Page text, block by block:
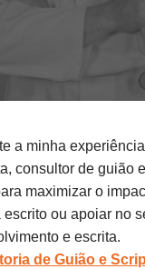
a minha
consultor de guião e
maximizar o
escrito ou apoiar no
e escrita.
de Guião e